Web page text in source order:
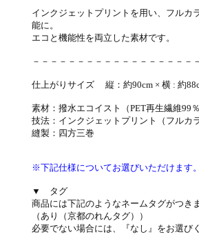
インクジェットプリントを用い、フルカ
能に。
エコと機能性を両立した素材です。
－－－－－－－－－－－－－－－－－－
仕上がりサイズ 縦：約90cm × 横 : 約
素材：撥水エコイスト（PET再生繊維99
技法：インクジェットプリント（フルカ
縫製：四方三巻
※下記仕様についてお選びいただけます。
▼ タグ
商品には下記のようなネームタグがつきま
（あり（京都のれんタグ））
必要でない場合には、『なし』をお選び